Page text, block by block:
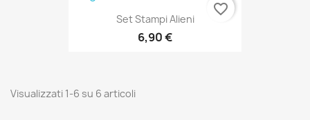
Set Stampi Alieni
6,90 €
favorite_border
Visualizzati 1-6 su 6 articoli